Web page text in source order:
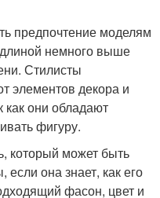
предпочтение моделям
длиной немного выше
Стилисты
элементов декора и
как они обладают
фигуру.
который может быть
она знает, как его
фасон, цвет и